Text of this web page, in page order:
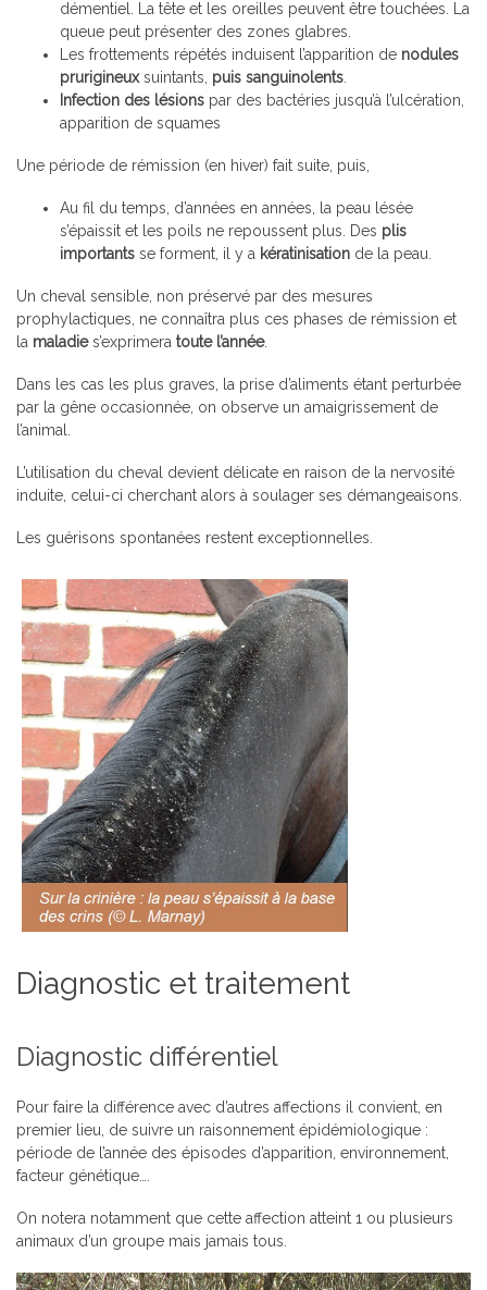
démentiel. La tête et les oreilles peuvent être touchées. La
queue peut présenter des zones glabres.
Les frottements répétés induisent l’apparition de nodules
prurigineuxsuintants, puis sanguinolents
Infection des lésions par des bactéries jusqu’à l’ulcération,
apparition de squames
Une période de rémission (en hiver) fait suite, puis,
Au fil du temps, d’années en années, la peau lésée
s’épaissit et les poils ne repoussent plus. Des plis
importants se forment, il y a kératinisation de la peau.
Un cheval sensible, non préservé par des mesures
prophylactiques, ne connaîtra plus ces phases de rémission et
la maladies’exprimera toute l’année.
Dans les cas les plus graves, la prise d’aliments étant perturbée
par la gêne occasionnée, on observe un amaigrissement de
l’animal.
L’utilisation du cheval devient délicate en raison de la nervosité
induite, celui-ci cherchant alors à soulager ses démangeaisons.
Les guérisons spontanées restent exceptionnelles.
Diagnostic et traitement
Diagnostic différentiel
Pour faire la différence avec d’autres affections il convient, en
premier lieu, de suivre un raisonnement épidémiologique :
période de l’année des épisodes d’apparition, environnement,
facteur génétique….
On notera notamment que cette affection atteint 1 ou plusieurs
animaux d’un groupe mais jamais tous.